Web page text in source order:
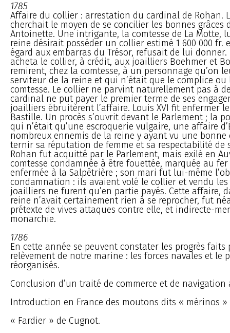
1785
Affaire du collier : arrestation du cardinal de Rohan.
cherchait le moyen de se concilier les bonnes grâces
Antoinette. Une intrigante, la comtesse de La Motte,
reine désirait posséder un collier estimé 1 600 000 fr.
égard aux embarras du Trésor, refusait de lui donner.
acheta le collier, à crédit, aux joailliers Boehmer et
remirent, chez la comtesse, à un personnage qu’on
serviteur de la reine et qui n’était que le complice ou
comtesse. Le collier ne parvint naturellement pas à
cardinal ne put payer le premier terme de ses
joailliers ébruitèrent l’affaire. Louis XVI fit enfermer
Bastille. Un procès s’ouvrit devant le Parlement ; la
qui n’était qu’une escroquerie vulgaire, une affaire
nombreux ennemis de la reine y ayant vu une bonne
ternir sa réputation de femme et sa respectabilité de
Rohan fut acquitté par le Parlement, mais exilé en
comtesse condamnée à être fouettée, marquée au
enfermée à la Salpêtrière ; son mari fut lui-même
condamnation : ils avaient volé le collier et vendu les
joailliers ne furent qu’en partie payés. Cette affaire,
reine n’avait certainement rien à se reprocher, fut
prétexte de vives attaques contre elle, et indirecte-
monarchie.
1786
En cette année se peuvent constater les progrès faits
relèvement de notre marine : les forces navales et le
réorganisés.
Conclusion d’un traité de commerce et de navigation
Introduction en France des moutons dits « mérinos
« Fardier » de Cugnot.